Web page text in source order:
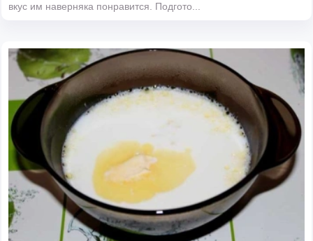
вкус им наверняка понравится. Подгото...